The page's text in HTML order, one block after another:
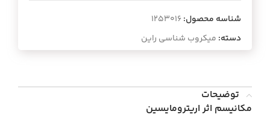
شناسه محصول: 1253016
دسته: میکروب شناسی راین
توضیحات
مکانیسم اثر اریترومایسین